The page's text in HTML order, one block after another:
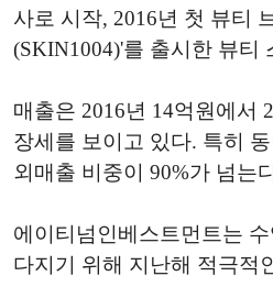
사로 시작, 2016년 첫 뷰티
(SKIN1004)'를 출시한 뷰티
매출은 2016년 14억원에서
장세를 보이고 있다. 특히
외매출 비중이 90%가 넘는
에이티넘인베스트먼트는
다지기 위해 지난해 적극적